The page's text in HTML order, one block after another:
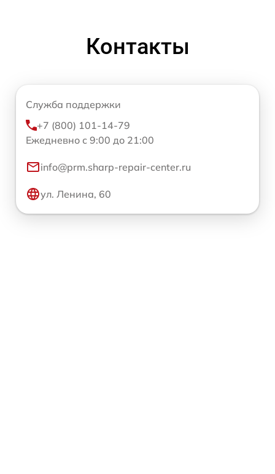
Контакты
Служба поддержки
+7 (800) 101-14-79
Ежедневно с 9:00 до 21:00
info@prm.sharp-repair-center.ru
ул. Ленина, 60